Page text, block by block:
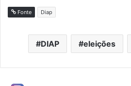
Fonte Diap
DIAP eleições